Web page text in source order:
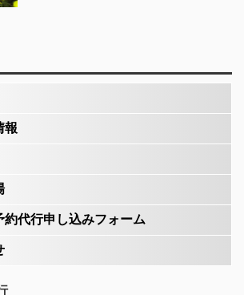
報
代行申し込みフォーム